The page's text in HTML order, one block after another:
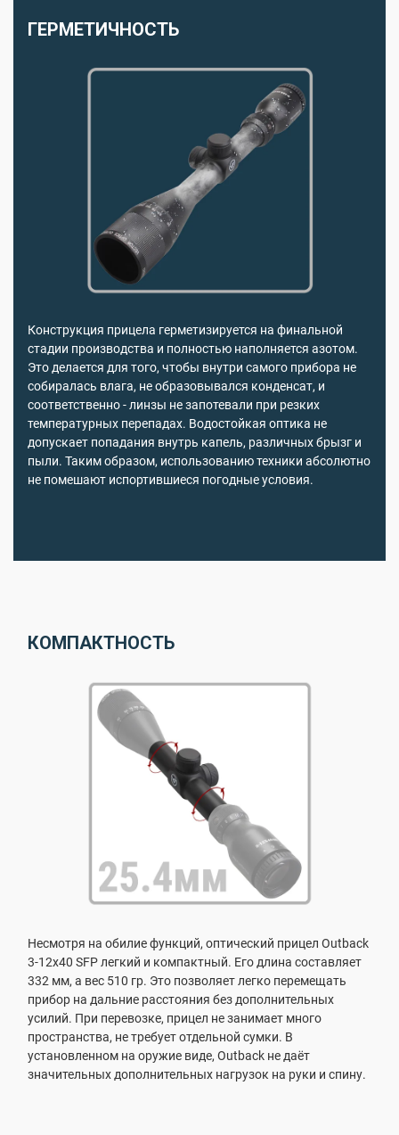
ГЕРМЕТИЧНОСТЬ
Конструкция прицела герметизируется на финальной
стадии производства и полностью наполняется азотом.
Это делается для того, чтобы внутри самого прибора не
собиралась влага, не образовывался конденсат, и
соответственно - линзы не запотевали при резких
температурных перепадах. Водостойкая оптика не
допускает попадания внутрь капель, различных брызг и
пыли. Таким образом, использованию техники абсолютно
не помешают испортившиеся погодные условия.
КОМПАКТНОСТЬ
Несмотря на обилие функций, оптический прицел Outback
3-12x40 SFP легкий и компактный. Его длина составляет
332 мм, а вес 510 гр. Это позволяет легко перемещать
прибор на дальние расстояния без дополнительных
усилий. При перевозке, прицел не занимает много
пространства, не требует отдельной сумки. В
установленном на оружие виде, Outback не даёт
значительных дополнительных нагрузок на руки и спину.